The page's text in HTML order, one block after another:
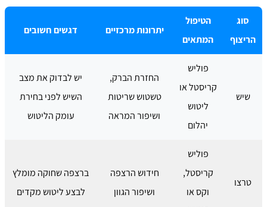
סוג
הריצוף
הטיפול
המתאים
יתרונות מרכזיים דגשים חשובים
שיש
פוליש
קריסטל או
ליטוש
יהלום
החזרת הברק,
טשטוש שריטות
ושיפור המראה
יש לבדוק את מצב
השיש לפני בחירת
עומק הליטוש
טרצו
פוליש
קריסטל,
וקס או
חידוש הרצפה
ושיפור הגוון
ברצפה שחוקה מומלץ
לבצע ליטוש מקדים